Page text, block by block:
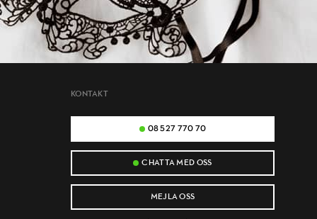
KONTAKT
08 527 770 70
CHATTA MED OSS
MEJLA OSS